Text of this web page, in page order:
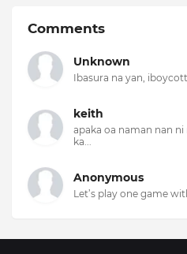
Comments
Unknown
Ibasura na yan,
keith
apaka oa naman nan
ka...
Anonymous
Let’s play one game